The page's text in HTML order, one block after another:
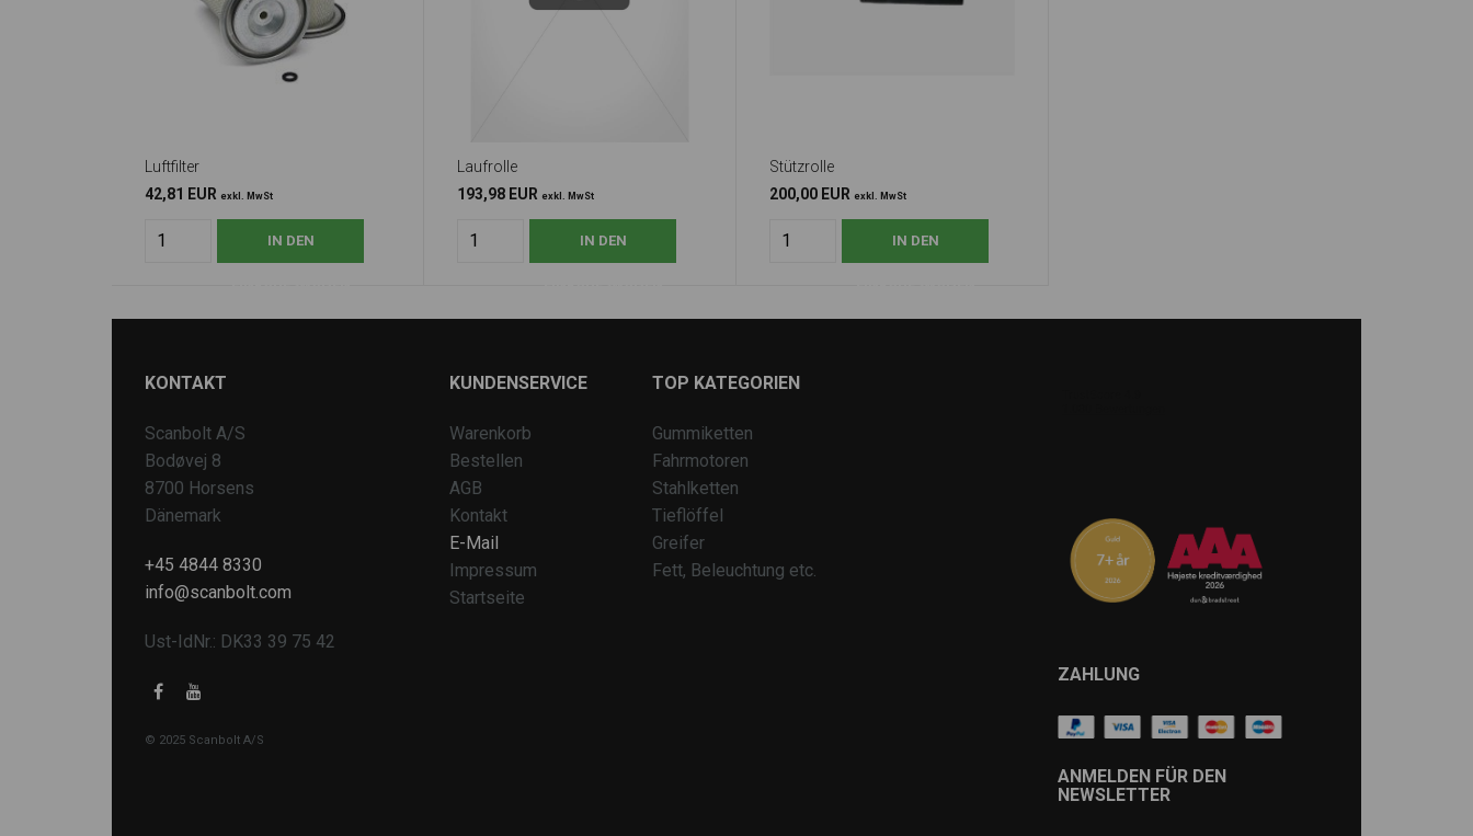
Luftfilter
42,81 EUR exkl. MwSt
Laufrolle
193,98 EUR exkl. MwSt
Stützrolle
200,00 EUR exkl. MwSt
KONTAKT
Scanbolt A/S
Bodøvej 8
8700 Horsens
Dänemark
+45 4844 8330
info@scanbolt.com
Ust-IdNr.: DK33 39 75 42
© 2025 Scanbolt A/S
KUNDENSERVICE
Warenkorb
Bestellen
AGB
Kontakt
E-Mail
Impressum
Startseite
TOP KATEGORIEN
Gummiketten
Fahrmotoren
Stahlketten
Tieflöffel
Greifer
Fett, Beleuchtung etc.
ZAHLUNG
ANMELDEN FÜR DEN
NEWSLETTER